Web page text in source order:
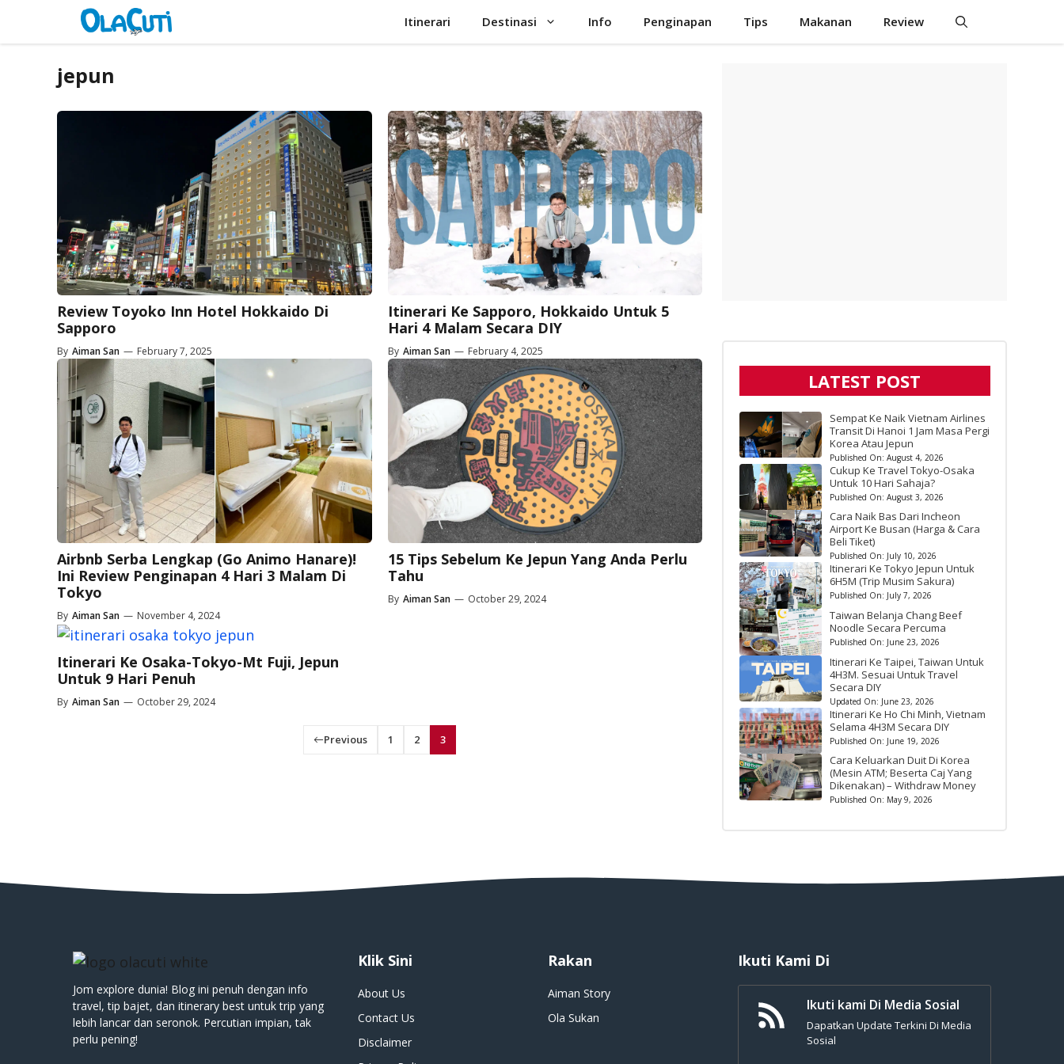
Itinerari Destinasi Info Penginapan Tips Makanan Review
jepun
Review Toyoko Inn Hotel Hokkaido Di
Sapporo
By Aiman San — February 7, 2025
Itinerari Ke Sapporo, Hokkaido Untuk 5
Hari 4 Malam Secara DIY
By Aiman San — February 4, 2025
Airbnb Serba Lengkap (Go Animo Hanare)!
Ini Review Penginapan 4 Hari 3 Malam Di
Tokyo
By Aiman San — November 4, 2024
15 Tips Sebelum Ke Jepun Yang Anda Perlu
Tahu
By Aiman San — October 29, 2024
Itinerari Ke Osaka-Tokyo-Mt Fuji, Jepun
Untuk 9 Hari Penuh
By Aiman San — October 29, 2024
Previous 1 2 3
LATEST POST
Sempat Ke Naik Vietnam Airlines
Transit Di Hanoi 1 Jam Masa Pergi
Korea Atau Jepun
Published On: August 4, 2026
Cukup Ke Travel Tokyo-Osaka
Untuk 10 Hari Sahaja?
Published On: August 3, 2026
Cara Naik Bas Dari Incheon
Airport Ke Busan (Harga & Cara
Beli Tiket)
Published On: July 10, 2026
Itinerari Ke Tokyo Jepun Untuk
6H5M (Trip Musim Sakura)
Published On: July 7, 2026
Taiwan Belanja Chang Beef
Noodle Secara Percuma
Published On: June 23, 2026
Itinerari Ke Taipei, Taiwan Untuk
4H3M. Sesuai Untuk Travel
Secara DIY
Updated On: June 23, 2026
Itinerari Ke Ho Chi Minh, Vietnam
Selama 4H3M Secara DIY
Published On: June 19, 2026
Cara Keluarkan Duit Di Korea
(Mesin ATM; Beserta Caj Yang
Dikenakan) – Withdraw Money
Published On: May 9, 2026
Jom explore dunia! Blog ini penuh dengan info
travel, tip bajet, dan itinerary best untuk trip yang
lebih lancar dan seronok. Percutian impian, tak
perlu pening!
Klik Sini
About Us
Contact Us
Disclaimer
Rakan
Aiman Story
Ola Sukan
Ikuti Kami Di
Ikuti kami Di Media Sosial
Dapatkan Update Terkini Di Media
Sosial